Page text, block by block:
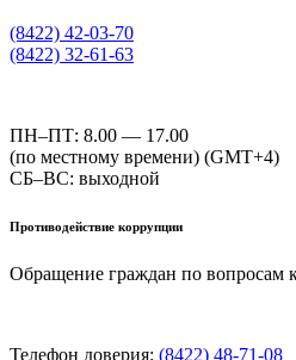
(8422) 42-03-70
(8422) 32-61-63
ПН–ПТ: 8.00 — 17.00
(по местному времени) (GMT+4)
СБ–ВС: выходной
Противодействие коррупции
Обращение граждан по вопросам
Телефон доверия: (8422) 48-71-08